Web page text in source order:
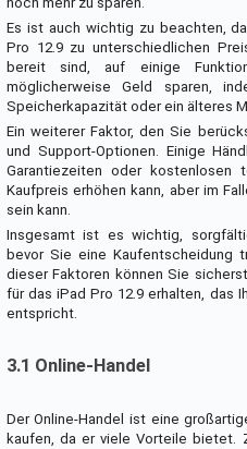
Es ist auch wichtig zu beachten,
Pro 12.9 zu unterschiedlichen
bereit sind, auf einige
möglicherweise Geld sparen,
Speicherkapazität oder ein älteres
Ein weiterer Faktor, den Sie
und Support-Optionen. Einige
Garantiezeiten oder kostenlosen
Kaufpreis erhöhen kann, aber im
sein kann.
Insgesamt ist es wichtig,
bevor Sie eine Kaufentscheidung
dieser Faktoren können Sie
für das iPad Pro 12.9 erhalten, das
entspricht.
3.1 Online-Handel
Der Online-Handel ist eine
kaufen, da er viele Vorteile bietet.